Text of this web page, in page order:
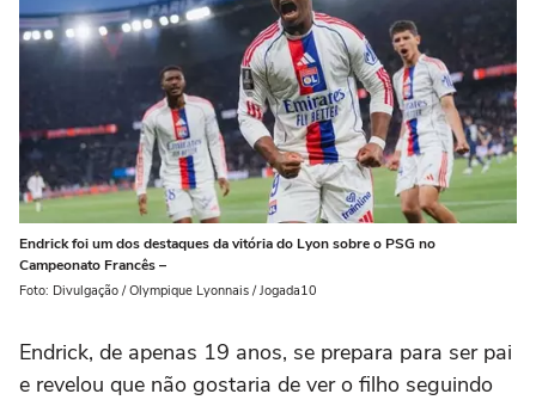
Endrick foi um dos destaques da vitória do Lyon sobre o PSG no
Campeonato Francês –
Foto: Divulgação / Olympique Lyonnais / Jogada10
Endrick, de apenas 19 anos, se prepara para ser pai
e revelou que não gostaria de ver o filho seguindo